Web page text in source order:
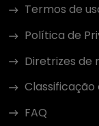
Termos de
Política de
Diretrizes de
Classificação
FAQ